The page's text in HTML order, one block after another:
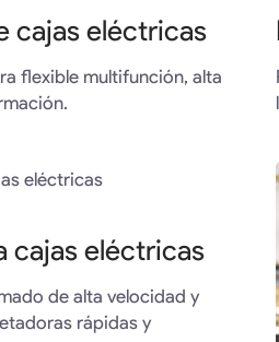
cajas eléctricas
flexible multifunción, alta
cajas eléctricas
de alta velocidad y
rápidas y